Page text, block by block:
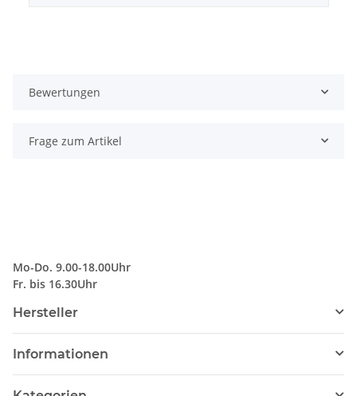
Bewertungen
Frage zum Artikel
Mo-Do. 9.00-18.00Uhr
Fr. bis 16.30Uhr
Hersteller
Informationen